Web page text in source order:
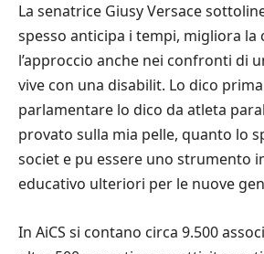
La senatrice Giusy Versace
spesso anticipa i tempi, migliora la
l’approccio anche nei confronti di
vive con una disabilit. Lo dico
parlamentare lo dico da atleta
provato sulla mia pelle, quanto lo
societ e pu essere uno strumento
educativo ulteriori per le nuove
In AiCS si contano circa 9.500